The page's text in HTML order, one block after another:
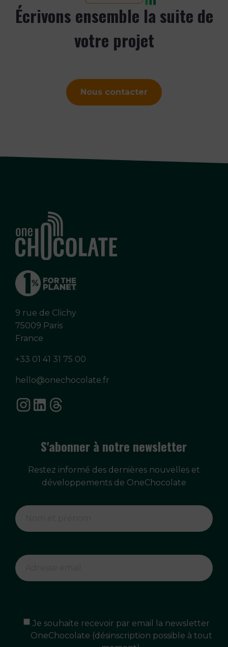
Écrivons ensemble la suite de
votre projet
Nous contacter
9 rue de Clichy
75009 Paris
France
+33 01 41 31 75 00
hello@onechocolate.fr
S'abonner à notre newsletter
Restez informé des dernières nouvelles et
développements de OneChocolate
Je souhaite recevoir par email la newsletter
OneChocolate (désinscription possible à tout